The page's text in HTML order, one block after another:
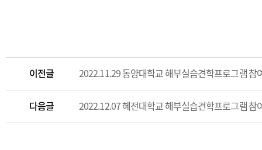
이전글 2022.11.29 동양대학교 해부실습견학프로그램 참
다음글 2022.12.07 혜전대학교 해부실습견학프로그램 참